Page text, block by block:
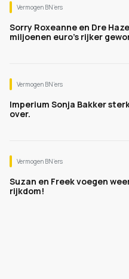
Vermogen BN’ers
Sorry Roxeanne en Dre
miljoenen euro's rijker
Vermogen BN’ers
Imperium Sonja Bakker
over.
Vermogen BN’ers
Suzan en Freek voegen
rijkdom!